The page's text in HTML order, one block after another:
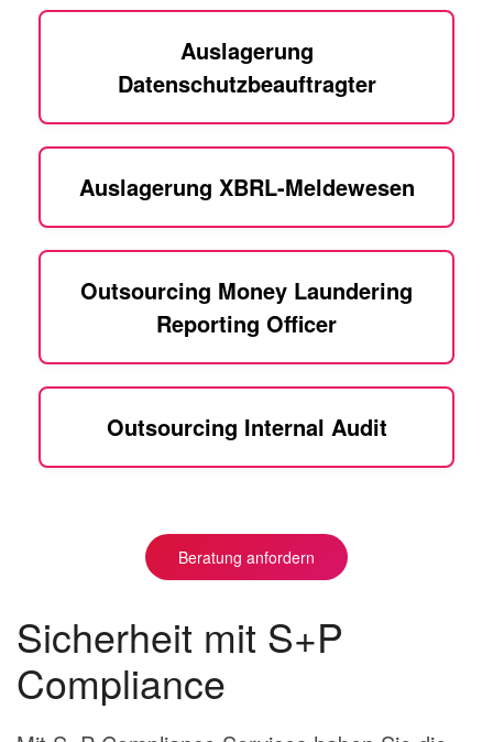
Auslagerung
Datenschutzbeauftragter
Auslagerung XBRL-Meldewesen
Outsourcing Money Laundering
Reporting Officer
Outsourcing Internal Audit
Beratung anfordern
Sicherheit mit S+P
Compliance